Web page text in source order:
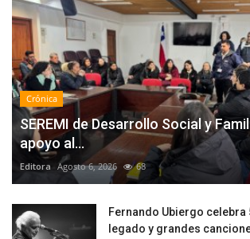
Crónica
SEREMI de Desarrollo Social y
apoyo al...
Editora Agosto 6, 2026 68
Fernando Ubiergo celebra
legado y grandes